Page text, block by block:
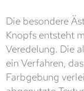
Die besondere
Knopfs entsteht
Veredelung. Die
ein Verfahren,
Farbgebung